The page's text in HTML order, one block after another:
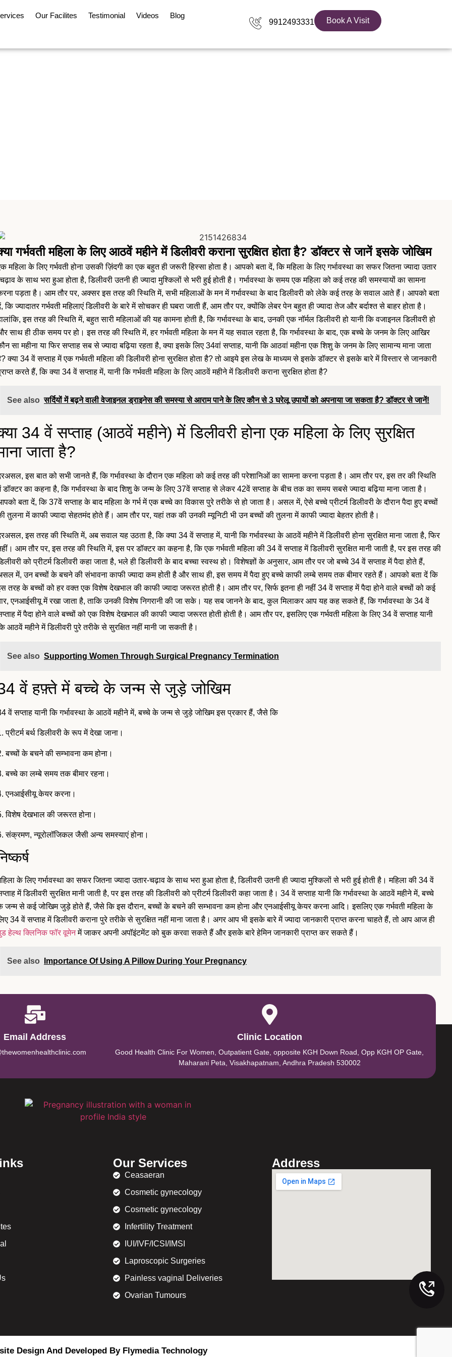
Our Facilites Testimonial Videos Blog
9912493331 Book A Visit
गर्भवती महिला के लिए आठवें महीने में डिलीवरी कराना सुरक्षित होता है? डॉक्टर से जानें इसके जोखिम
महिला के लिए गर्भवती होना उसकी ज़िंदगी का एक बहुत ही जरूरी हिस्सा होता है। आपको बता दें, कि महिला के लिए गर्भावस्था का सफर जितना ज्यादा उतार
के साथ भरा हुआ होता है, डिलीवरी उतनी ही ज्यादा मुश्किलों से भरी हुई होती है। गर्भावस्था के समय एक महिला को कई तरह की समस्यायों का सामना
पड़ता है। आम तौर पर, अक्सर इस तरह की स्थिति में, सभी महिलाओं के मन में गर्भावस्था के बाद डिलीवरी को लेके कई तरह के सवाल आते हैं। आपको बता
कि ज्यादातर गर्भवती महिलाएं डिलीवरी के बारे में सोचकर ही घबरा जाती हैं, आम तौर पर, क्योंकि लेबर पेन बहुत ही ज्यादा तेज और बर्दाश्त से बाहर होता है।
इस तरह की स्थिति में, बहुत सारी महिलाओं की यह कामना होती है, कि गर्भावस्था के बाद, उनकी एक नॉर्मल डिलीवरी हो यानी कि वजाइनल डिलीवरी हो
साथ ही ठीक समय पर हो। इस तरह की स्थिति में, हर गर्भवती महिला के मन में यह सवाल रहता है, कि गर्भावस्था के बाद, एक बच्चे के जनम के लिए आखिर
सा महीना या फिर सप्ताह सब से ज्यादा बढ़िया रहता है, क्या इसके लिए 34वां सप्ताह, यानी कि आठवां महीना एक शिशु के जनम के लिए सामान्य माना जाता
क्या 34 वें सप्ताह में एक गर्भवती महिला की डिलीवरी होना सुरक्षित होता है? तो आइये इस लेख के माध्यम से इसके डॉक्टर से इसके बारे में विस्तार से जानकारी
करते हैं, कि क्या 34 वें सप्ताह में, यानी कि गर्भवती महिला के लिए आठवें महीने में डिलीवरी कराना सुरक्षित होता है?
See also सर्दियों में बढ़ने वाली वेजाइनल ड्राइनेस की समस्या से आराम पाने के लिए कौन से 3 घरेलू उपायों को अपनाया जा सकता है? डॉक्टर से जानें!
34 वें सप्ताह (आठवें महीने) में डिलीवरी होना एक महिला के लिए सुरक्षित
जाता है?
इस बात को सभी जानते हैं, कि गर्भावस्था के दौरान एक महिला को कई तरह की परेशानिओं का सामना करना पड़ता है। आम तौर पर, इस तर की स्थिति
डॉक्टर का कहना है, कि गर्भावस्था के बाद शिशु के जन्म के लिए 37वें सप्ताह से लेकर 42वें सप्ताह के बीच तक का समय सबसे ज्यादा बढ़िया माना जाता है।
बता दें, कि 37वें सप्ताह के बाद महिला के गर्भ में एक बच्चे का विकास पुरे तरीके से हो जाता है। असल में, ऐसे बच्चे प्रीटर्म डिलीवरी के दौरान पैदा हुए बच्चों
तुलना में काफी ज्यादा सेहतमंद होते हैं। आम तौर पर, यहां तक की उनकी म्यूनिटी भी उन बच्चों की तुलना में काफी ज्यादा बेहतर होती है।
इस तरह की स्थिति में, अब सवाल यह उठता है, कि क्या 34 वें सप्ताह में, यानी कि गर्भावस्था के आठवें महीने में डिलीवरी होना सुरक्षित माना जाता है, फिर
आम तौर पर, इस तरह की स्थिति में, इस पर डॉक्टर का कहना है, कि एक गर्भवती महिला की 34 वें सप्ताह में डिलीवरी सुरक्षित मानी जाती है, पर इस तरह की
को प्रीटर्म डिलीवरी कहा जाता है, भले ही डिलीवरी के बाद बच्चा स्वस्थ हो। विशेषज्ञों के अनुसार, आम तौर पर जो बच्चे 34 वें सप्ताह में पैदा होते हैं,
में, उन बच्चों के बचने की संभावना काफी ज्यादा कम होती है और साथ ही, इस समय में पैदा हुए बच्चे काफी लम्बे समय तक बीमार रहते हैं। आपको बता दें कि
तरह के बच्चों को हर वक्त एक विशेष देखभाल की काफी ज्यादा जरूरत होती है। आम तौर पर, सिर्फ इतना ही नहीं 34 वें सप्ताह में पैदा होने वाले बच्चों को कई
एनआईसीयू में रखा जाता है, ताकि उनकी विशेष निगरानी की जा सके। यह सब जानने के बाद, कुल मिलाकर आप यह कह सकते हैं, कि गर्भावस्था के 34 वें
में पैदा होने वाले बच्चों को एक विशेष देखभाल की काफी ज्यादा जरूरत होती होती है। आम तौर पर, इसलिए एक गर्भवती महिला के लिए 34 वें सप्ताह यानी
आठवें महीने में डिलीवरी पुरे तरीके से सुरक्षित नहीं मानी जा सकती है।
See also Supporting Women Through Surgical Pregnancy Termination
वें हफ़्ते में बच्चे के जन्म से जुड़े जोखिम
वें सप्ताह यानी कि गर्भावस्था के आठवें महीने में, बच्चे के जन्म से जुड़े जोखिम इस प्रकार हैं, जैसे कि
प्रीटर्म बर्थ डिलीवरी के रूप में देखा जाना।
बच्चों के बचने की सम्भावना कम होना।
बच्चे का लम्बे समय तक बीमार रहना।
एनआईसीयू केयर करना।
विशेष देखभाल की जरूरत होना।
संक्रमण, न्यूरोलॉजिकल जैसी अन्य समस्याएं होना।
के लिए गर्भावस्था का सफर जितना ज्यादा उतार-चढ़ाव के साथ भरा हुआ होता है, डिलीवरी उतनी ही ज्यादा मुश्किलों से भरी हुई होती है। महिला की 34 वें
में डिलीवरी सुरक्षित मानी जाती है, पर इस तरह की डिलीवरी को प्रीटर्म डिलीवरी कहा जाता है। 34 वें सप्ताह यानी कि गर्भावस्था के आठवें महीने में, बच्चे
जन्म से कई जोखिम जुड़े होते हैं, जैसे कि इस दौरान, बच्चों के बचने की सम्भावना कम होना और एनआईसीयू केयर करना आदि। इसलिए एक गर्भवती महिला के
34 वें सप्ताह में डिलीवरी कराना पुरे तरीके से सुरक्षित नहीं माना जाता है। अगर आप भी इसके बारे में ज्यादा जानकारी प्राप्त करना चाहते हैं, तो आप आज ही
हेल्थ क्लिनिक फॉर वूमेनमें जाकर अपनी अपॉइंटमेंट को बुक करवा सकते हैं और इसके बारे हेमिन जानकारी प्राप्त कर सकते हैं।
See also Importance Of Using A Pillow During Your Pregnancy
Email Address Clinic Location
Good Health Clinic For Women, Outpatient Gate, opposite KGH Down Road, Opp KGH OP Gate,
Maharani Peta, Visakhapatnam, Andhra Pradesh 530002
Our Services
Ceasaeran
Cosmetic gynecology
Cosmetic gynecology
Infertility Treatment
IUI/IVF/ICSI/IMSI
Laproscopic Surgeries
Painless vaginal Deliveries
Ovarian Tumours
Address
Design And Developed By Flymedia Technology